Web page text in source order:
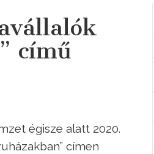
című
égisze alatt 2020.
címen